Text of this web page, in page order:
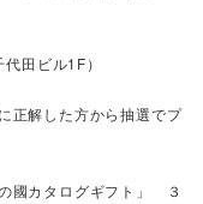
田ビル1F）
正解した方から抽選でプ
國カタログギフト」 ３